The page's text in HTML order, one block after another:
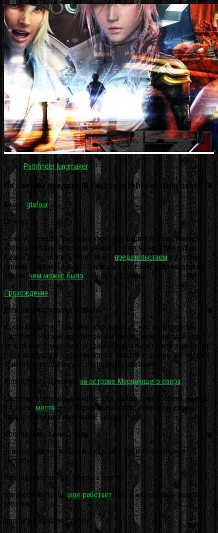
Pathfinder kingmaker
По следам предателя | квест pathfinder: kingmaker
Автор:gtafour ·
Синопсис
Гонка по следам Тристиана через все баронство закончилась
неожиданно: мы не только узнали, кто же жрец Саренрэй на
самом деле, но и кто стоит за егопредательствоми другими
нашими бедами. Ее имя — Нирисса, и этот враг куда коварнее и
хитрее,чем можно былосебе представить!
Прохождение
Дождаться открытия портала
Какое коварство: Тристиан ускользнул от нас через портал-
Цветение! Раз ему подвластна эта магия, значит, негодяй стоит
за этой напастью — или по крайней мере имеет к ней отношение!
Надо дождаться открытия нового портала — думаю, мы найдем
Тристиана неподалеку от очередного Цветения!
Исследовать Цветение на острове Мерцающего озера
Цветение вернулось в многострадальные земли барона, да еще
и в таком месте — на Мерцающем озере, известном своими
парадоксальными явлениями. Скорее туда!
Исследовать Храм Оленя
Тристиан шагнул в портал, ведущий в Храм Оленя. Нужно
спешить!
Последовать за Тристианом в портал
Магический проходеще работает! Это шанс, который нельзя
упустить!
Одолеть Безликую Сестру